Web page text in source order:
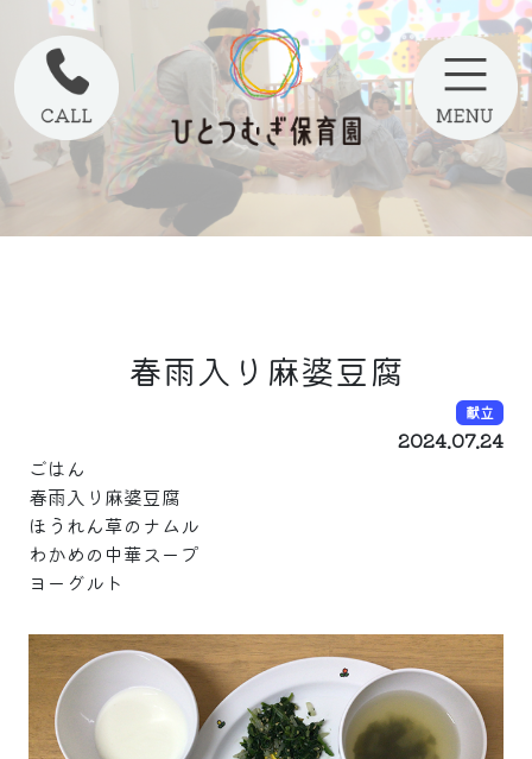
春雨入り麻婆豆腐
献立
2024.07.24
ごはん
春雨入り麻婆豆腐
ほうれん草のナムル
わかめの中華スープ
ヨーグルト